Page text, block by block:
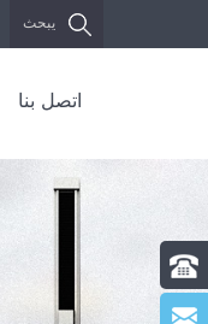
يبحث
اتصل بنا